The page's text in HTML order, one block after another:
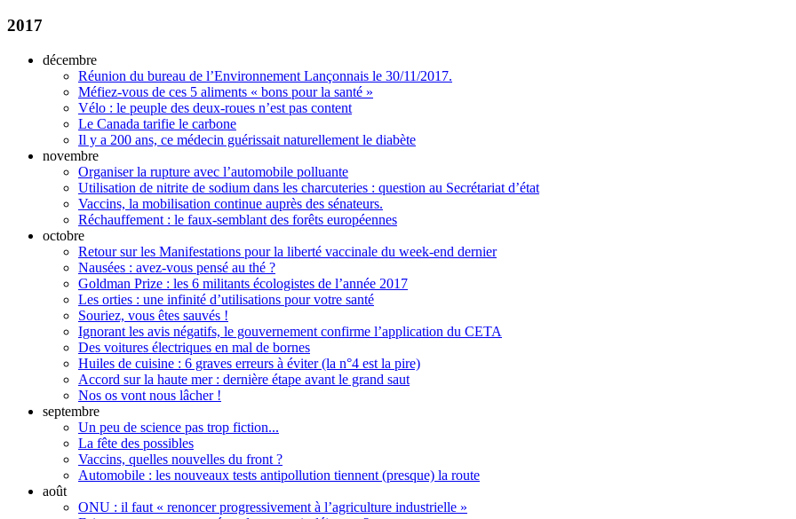
2017
décembre
Réunion du bureau de l’Environnement Lançonnais le 30/11/2017.
Méfiez-vous de ces 5 aliments « bons pour la santé »
Vélo : le peuple des deux-roues n’est pas content
Le Canada tarifie le carbone
Il y a 200 ans, ce médecin guérissait naturellement le diabète
novembre
Organiser la rupture avec l’automobile polluante
Utilisation de nitrite de sodium dans les charcuteries : question au Secrétariat d’état
Vaccins, la mobilisation continue auprès des sénateurs.
Réchauffement : le faux-semblant des forêts européennes
octobre
Retour sur les Manifestations pour la liberté vaccinale du week-end dernier
Nausées : avez-vous pensé au thé ?
Goldman Prize : les 6 militants écologistes de l’année 2017
Les orties : une infinité d’utilisations pour votre santé
Souriez, vous êtes sauvés !
Ignorant les avis négatifs, le gouvernement confirme l’application du CETA
Des voitures électriques en mal de bornes
Huiles de cuisine : 6 graves erreurs à éviter (la n°4 est la pire)
Accord sur la haute mer : dernière étape avant le grand saut
Nos os vont nous lâcher !
septembre
Un peu de science pas trop fiction...
La fête des possibles
Vaccins, quelles nouvelles du front ?
Automobile : les nouveaux tests antipollution tiennent (presque) la route
août
ONU : il faut « renoncer progressivement à l’agriculture industrielle »